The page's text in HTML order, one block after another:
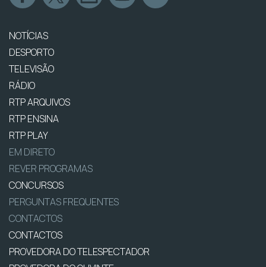
NOTÍCIAS
DESPORTO
TELEVISÃO
RÁDIO
RTP ARQUIVOS
RTP ENSINA
RTP PLAY
EM DIRETO
REVER PROGRAMAS
CONCURSOS
PERGUNTAS FREQUENTES
CONTACTOS
CONTACTOS
PROVEDORA DO TELESPECTADOR